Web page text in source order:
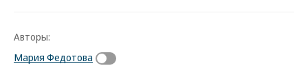
Авторы:
Мария Федотова